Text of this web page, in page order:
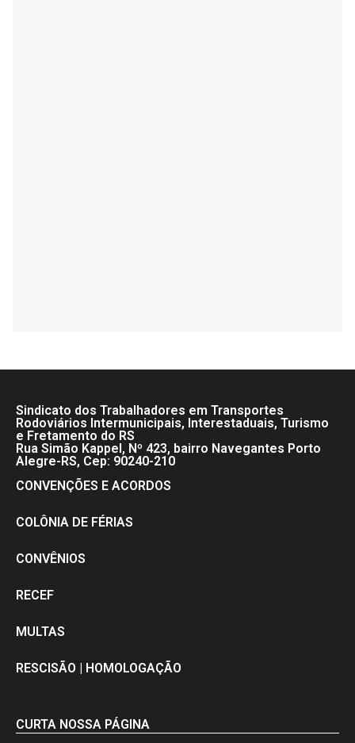
Sindicato dos Trabalhadores em Transportes
Rodoviários Intermunicipais, Interestaduais, Turismo
e Fretamento do RS
Rua Simão Kappel, Nº 423, bairro Navegantes Porto
Alegre-RS, Cep: 90240-210
CONVENÇÕES E ACORDOS
COLÔNIA DE FÉRIAS
CONVÊNIOS
RECEF
MULTAS
RESCISÃO | HOMOLOGAÇÃO
CURTA NOSSA PÁGINA